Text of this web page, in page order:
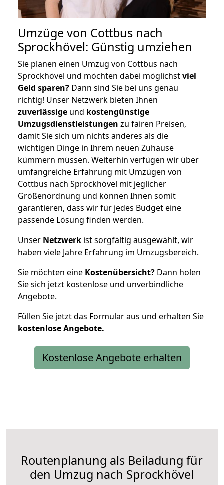
Umzüge von Cottbus nach
Sprockhövel: Günstig umziehen
Sie planen einen Umzug von Cottbus nach
Sprockhövel und möchten dabei möglichstviel
Geld sparen? Dann sind Sie bei uns genau
richtig! Unser Netzwerk bieten Ihnen
zuverlässige und kostengünstige
Umzugsdienstleistungen zu fairen Preisen,
damit Sie sich um nichts anderes als die
wichtigen Dinge in Ihrem neuen Zuhause
kümmern müssen. Weiterhin verfügen wir über
umfangreiche Erfahrung mit Umzügen von
Cottbus nach Sprockhövel mit jeglicher
Größenordnung und können Ihnen somit
garantieren, dass wir für jedes Budget eine
passende Lösung finden werden.
Unser Netzwerk ist sorgfältig ausgewählt, wir
haben viele Jahre Erfahrung im Umzugsbereich.
Sie möchten eine Kostenübersicht? Dann holen
Sie sich jetzt kostenlose und unverbindliche
Angebote.
Füllen Sie jetzt das Formular aus und erhalten Sie
kostenloseAngebote.
Kostenlose Angebote erhalten
Routenplanung als Beiladung für
den Umzug nach Sprockhövel